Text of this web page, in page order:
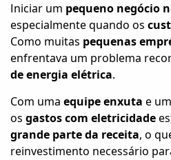
Iniciar um pequeno negócio
especialmente quando os
Como muitas pequenas
enfrentava um problema
de energia elétrica.
Com uma equipe enxuta e um
os gastos com eletricidade
grande parte da receita, o
reinvestimento necessário